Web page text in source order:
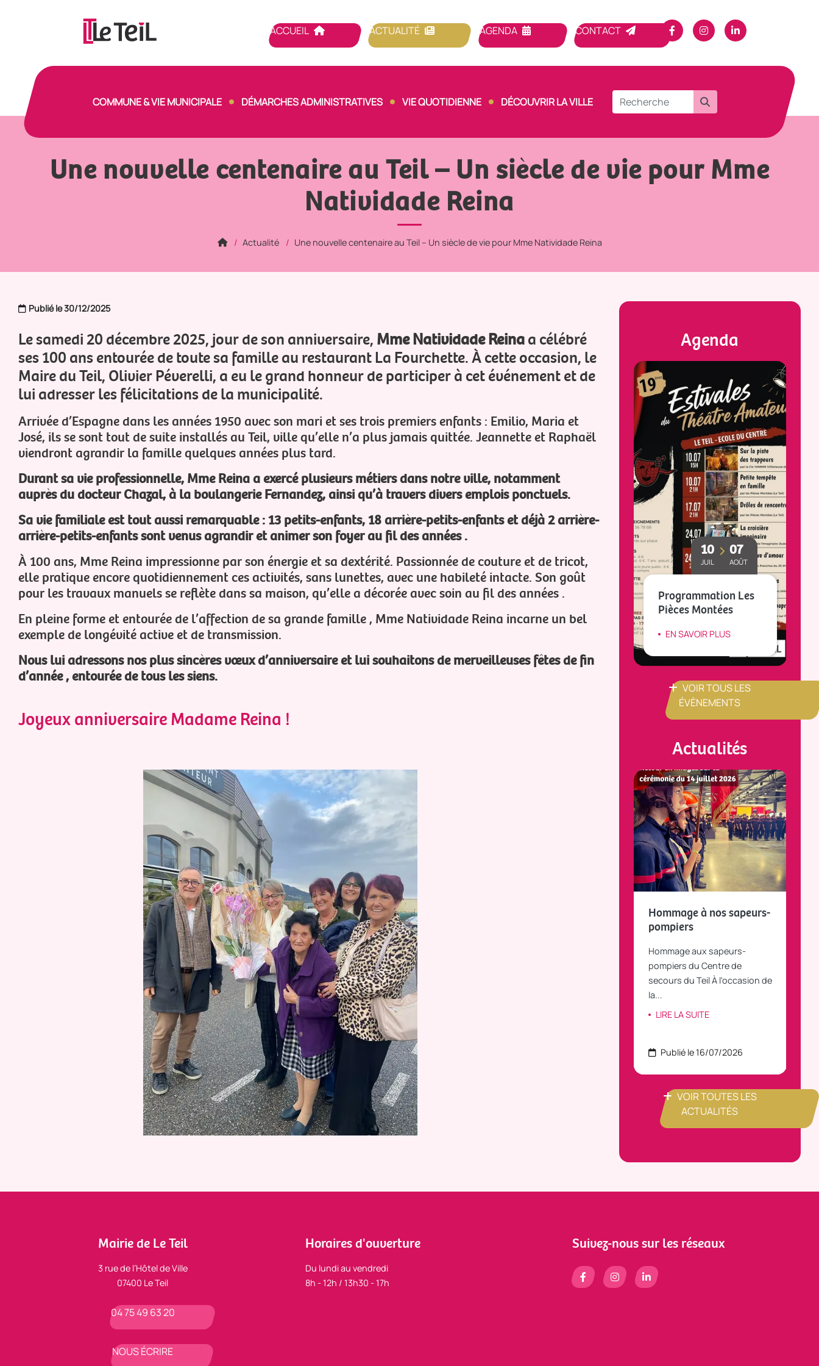
ACCUEIL ACTUALITÉ AGENDA CONTACT
COMMUNE & VIE MUNICIPALE DÉMARCHES ADMINISTRATIVES VIE QUOTIDIENNE DÉCOUVRIR LA VILLE
Une nouvelle centenaire au Teil – Un siècle de vie pour Mme
Natividade Reina
Actualité Une nouvelle centenaire au Teil – Un siècle de vie pour Mme Natividade Reina
Publié le 30/12/2025
Le samedi 20 décembre 2025, jour de son anniversaire, Mme Natividade Reinaa célébré
ses 100 ans entourée de toute sa famille au restaurant La Fourchette. À cette occasion, le
Maire du Teil, Olivier Péverelli, a eu le grand honneur de participer à cet événement et de
lui adresser les félicitations de la municipalité.
Arrivée d’Espagne dans les années 1950 avec son mari et ses trois premiers enfants : Emilio, Maria et
José, ils se sont tout de suite installés au Teil, ville qu’elle n’a plus jamais quittée. Jeannette et Raphaël
viendront agrandir la famille quelques années plus tard.
Durant sa vie professionnelle, Mme Reina a exercé plusieurs métiers dans notre ville, notamment
auprès du docteur Chazal, à la boulangerie Fernandez, ainsi qu’à travers divers emplois ponctuels.
Sa vie familiale est tout aussi remarquable : 13 petits-enfants, 18 arrière-petits-enfants et déjà 2 arrière-
arrière-petits-enfants sont venus agrandir et animer son foyer au fil des années .
À 100 ans, Mme Reina impressionne par son énergie et sa dextérité. Passionnée de couture et de tricot,
elle pratique encore quotidiennement ces activités, sans lunettes, avec une habileté intacte. Son goût
pour les travaux manuels se reflète dans sa maison, qu’elle a décorée avec soin au fil des années .
En pleine forme et entourée de l’affection de sa grande famille , Mme Natividade Reina incarne un bel
exemple de longévité active et de transmission.
Nous lui adressons nos plus sincères vœux d’anniversaire et lui souhaitons de merveilleuses fêtes de fin
d’année , entourée de tous les siens.
Joyeux anniversaire Madame Reina !
Agenda
Festival
PRESENCE(S)
10
JUIL
07
AOÛT
Programmation Les
Pièces Montées
EN SAVOIR PLUS
VOIR TOUS LES
ÉVÈNEMENTS
Actualités
Hommage à nos sapeurs-
pompiers
Hommage aux sapeurs-
pompiers du Centre de
secours du Teil À l'occasion de
la...
LIRE LA SUITE
Publié le 16/07/2026
VOIR TOUTES LES
ACTUALITÉS
Mairie de Le Teil
3 rue de l’Hôtel de Ville
07400 Le Teil
04 75 49 63 20
NOUS ÉCRIRE
Horaires d'ouverture
Du lundi au vendredi
8h - 12h / 13h30 - 17h
Suivez-nous sur les réseaux